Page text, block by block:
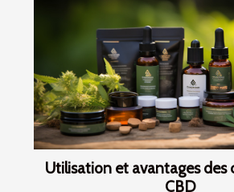
Utilisation et avantages des
CBD